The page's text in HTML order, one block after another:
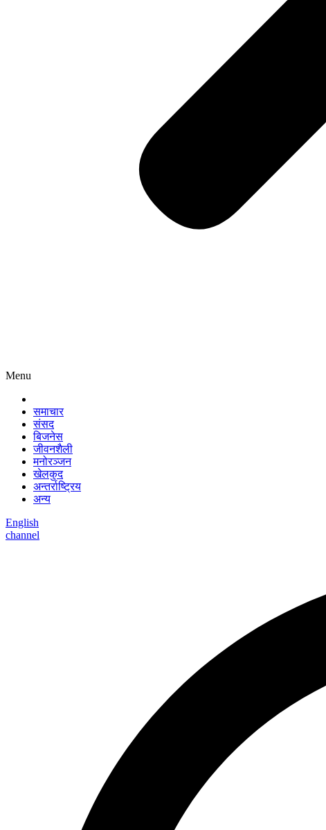
Menu
समाचार
संसद
बिजनेस
जीवनशैली
मनोरञ्जन
खेलकुद
अन्तर्राष्ट्रिय
अन्य
English
channel